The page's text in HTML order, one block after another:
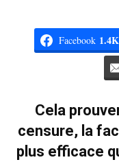
Facebook 1.4K
Cela
censure, la
plus efficace